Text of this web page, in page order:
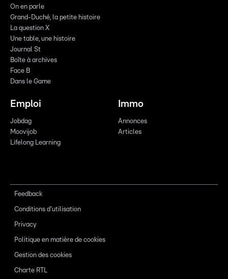
On en parle
Grand-Duché, la petite histoire
La question X
Une table, une histoire
Journal St
Boîte à archives
Face B
Dans le Game
Emploi
Jobdag
Moovijob
Lifelong Learning
Immo
Annonces
Articles
Feedback
Conditions d'utilisation
Privacy
Politique en matière de cookies
Gestion des cookies
Charte RTL